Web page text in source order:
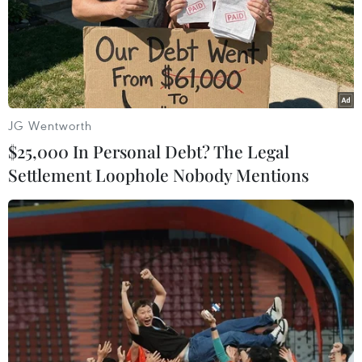
TIN LIÊN QUAN
JG Wentworth
$25,000 In Personal Debt? The Legal
Settlement Loophole Nobody Mentions